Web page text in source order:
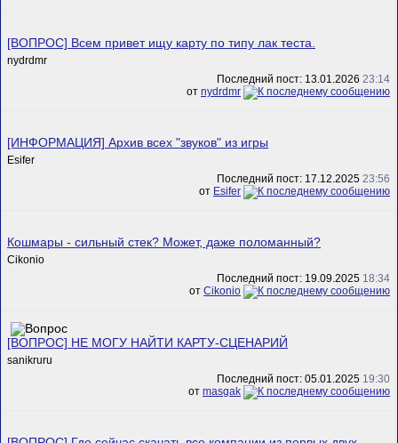
[ВОПРОС] Всем привет ищу карту по типу лак теста.
nydrdmr
Последний пост: 13.01.2026 23:14
от nydrdmr
[ИНФОРМАЦИЯ] Архив всех "звуков" из игры
Esifer
Последний пост: 17.12.2025 23:56
от Esifer
Кошмары - сильный стек? Может, даже поломанный?
Cikonio
Последний пост: 19.09.2025 18:34
от Cikonio
[ВОПРОС] НЕ МОГУ НАЙТИ КАРТУ-СЦЕНАРИЙ
sanikruru
Последний пост: 05.01.2025 19:30
от masgak